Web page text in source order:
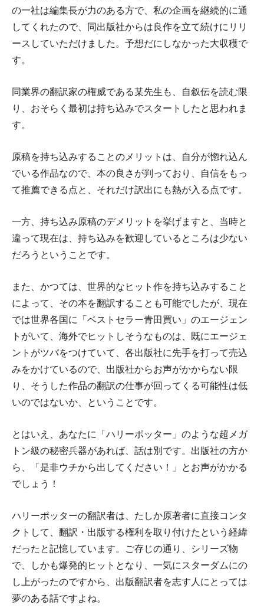
の一社は編集長が力のある方で、私の企画を継続的に通
してくれたので、同出版社からは良作を立て続けにリリ
ースしていただけました。予想だにしなかった大収穫で
す。
同業界の翻訳家の権威である某先生も、自叙伝を読む限
り、おそらく最初は持ち込みでスタートしたと思われま
す。
原稿を持ち込みすることのメリットは、自分が惚れ込ん
でいる作品なので、本の良さが判っており、自信をもっ
て推薦できる点と、それだけ訳出にも熱が入る点です。
一方、持ち込み原稿のデメリットを挙げますと、当時と
違って現在は、持ち込みを歓迎しているところは少ない
だろうということです。
また、かつては、世界的なヒット作を持ち込みすること
によって、その本を翻訳することも可能でしたが、現在
では世界各国に「ベストセラー青田買い」のエージェン
トがいて、海外でヒットしそうなものは、既にエージェ
ントがツバをつけていて、各出版社に先手を打って売込
みをかけているので、出版社からお声がかからない限
り、そうした作品の翻訳の仕事が回ってくる可能性は低
いのではないか、ということです。
とはいえ、あなたに「ハリーポッター」のような超メガ
トン級の秘密兵器があれば、話は別です。出版社の方か
ら、「是非ウチから出してください！」とお声がかかる
でしょう！
ハリーポッターの翻訳者は、たしか原著者に直接コンタ
クトして、翻訳・出版する権利を取り付けたという経緯
だったと記憶しています。ご存じの通り、シリーズ物
で、しかも爆発的ヒットとなり、一気にスターダムにの
し上がったのですから、出版翻訳者を志す人にとっては
夢のある話ですよね。